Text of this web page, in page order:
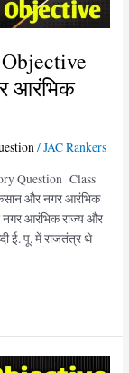
आरंभिक
/JAC Rankers
Question Class
और नगर आरंभिक
नगर आरंभिक राज्य और
ई. पू. में राजतंत्र थे